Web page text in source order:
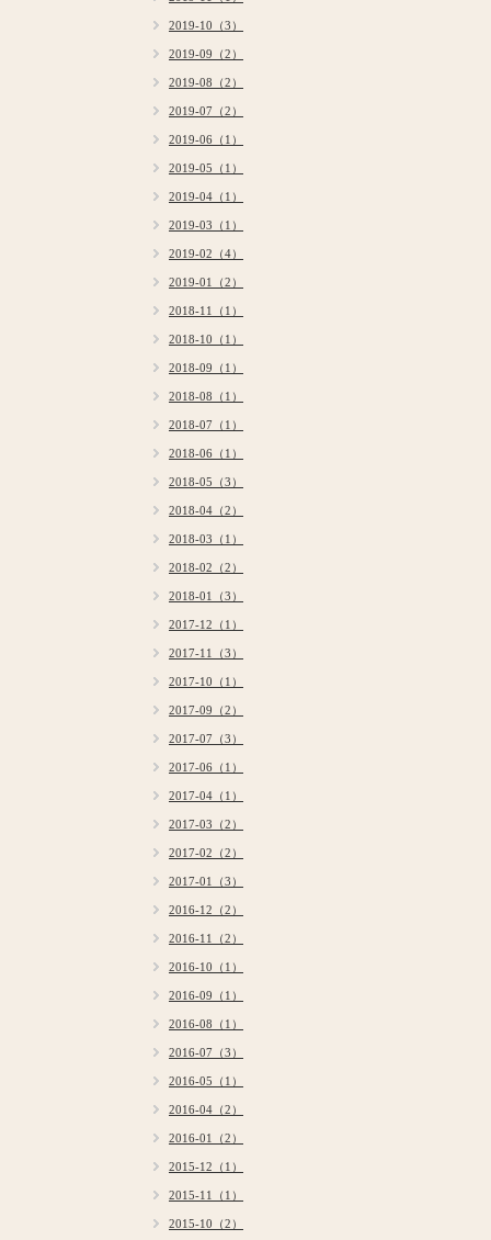
2019-10（3）
2019-09（2）
2019-08（2）
2019-07（2）
2019-06（1）
2019-05（1）
2019-04（1）
2019-03（1）
2019-02（4）
2019-01（2）
2018-11（1）
2018-10（1）
2018-09（1）
2018-08（1）
2018-07（1）
2018-06（1）
2018-05（3）
2018-04（2）
2018-03（1）
2018-02（2）
2018-01（3）
2017-12（1）
2017-11（3）
2017-10（1）
2017-09（2）
2017-07（3）
2017-06（1）
2017-04（1）
2017-03（2）
2017-02（2）
2017-01（3）
2016-12（2）
2016-11（2）
2016-10（1）
2016-09（1）
2016-08（1）
2016-07（3）
2016-05（1）
2016-04（2）
2016-01（2）
2015-12（1）
2015-11（1）
2015-10（2）